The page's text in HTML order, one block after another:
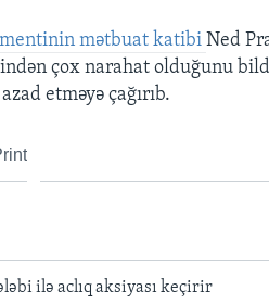
mətbuat katibi​Ned
çox narahat olduğunu
etməyə çağırıb.
ilə aclıq aksiyası keçirir